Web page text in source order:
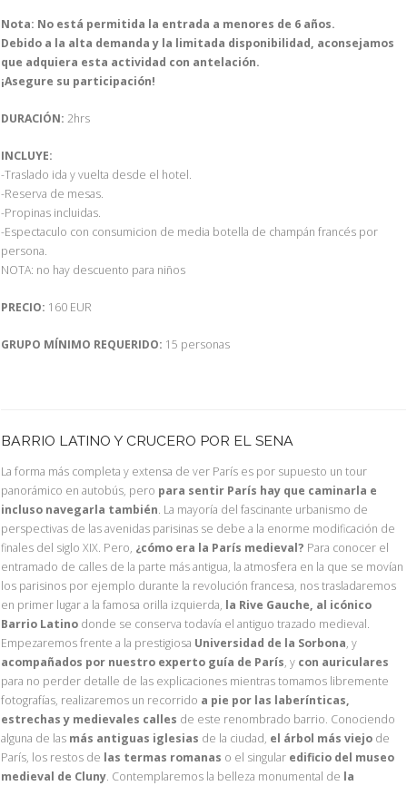
Nota: No está permitida la entrada a menores de 6 años.
Debido a la alta demanda y la limitada disponibilidad, aconsejamos
que adquiera esta actividad con antelación.
¡Asegure su participación!
DURACIÓN: 2hrs
INCLUYE:
-Traslado ida y vuelta desde el hotel.
-Reserva de mesas.
-Propinas incluidas.
-Espectaculo con consumicion de media botella de champán francés por
persona.
NOTA: no hay descuento para niños
PRECIO: 160 EUR
GRUPO MÍNIMO REQUERIDO: 15 personas
BARRIO LATINO Y CRUCERO POR EL SENA
La forma más completa y extensa de ver París es por supuesto un tour
panorámico en autobús, pero para sentir París hay que caminarla e
incluso navegarla también. La mayoría del fascinante urbanismo de
perspectivas de las avenidas parisinas se debe a la enorme modificación de
finales del siglo XIX. Pero, ¿cómo era la París medieval? Para conocer el
entramado de calles de la parte más antigua, la atmosfera en la que se movían
los parisinos por ejemplo durante la revolución francesa, nos trasladaremos
en primer lugar a la famosa orilla izquierda, la Rive Gauche, al icónico
Barrio Latino donde se conserva todavía el antiguo trazado medieval.
Empezaremos frente a la prestigiosa Universidad de la Sorbona, y
acompañados por nuestro experto guía de París, y con auriculares
para no perder detalle de las explicaciones mientras tomamos libremente
fotografías, realizaremos un recorrido a pie por las laberínticas,
estrechas y medievales calles de este renombrado barrio. Conociendo
alguna de las más antiguas iglesias de la ciudad, el árbol más viejo de
París, los restos de las termas romanas o el singular edificio del museo
medieval de Cluny. Contemplaremos la belleza monumental de la